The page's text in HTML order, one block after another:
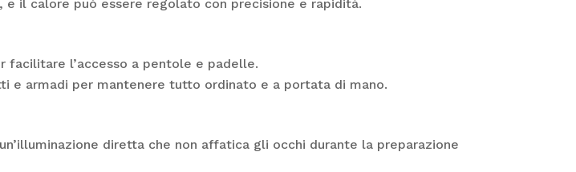
e il calore può essere regolato con precisione e rapidità.
l’accesso a pentole e padelle.
e armadi per mantenere tutto ordinato e a portata di mano.
diretta che non affatica gli occhi durante la preparazione